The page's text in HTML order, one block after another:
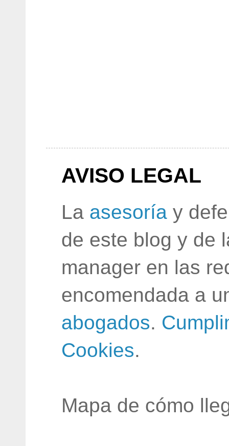
AVISO LEGAL
La asesoría y
de este blog y de
manager en las
encomendada a
abogados.
Cookies.
Mapa de cómo